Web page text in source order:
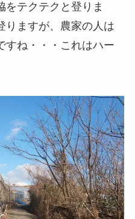
をテクテクと登りま
りますが、農家の人は
すね・・・これはハー